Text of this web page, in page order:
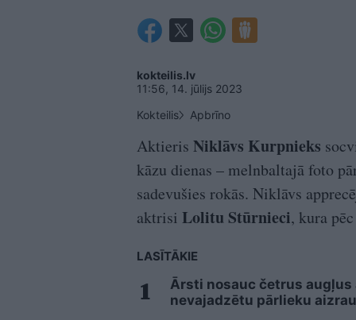
kokteilis.lv
11:56, 14. jūlijs 2023
Kokteilis
Apbrīno
Aktieris Niklāvs Kurpnieks
kāzu dienas – melnbaltajā foto
sadevušies rokās. Niklāvs
aktrisi Lolitu Stūrnieci, kura
LASĪTĀKIE
Ārsti nosauc četrus augļus
nevajadzētu pārlieku